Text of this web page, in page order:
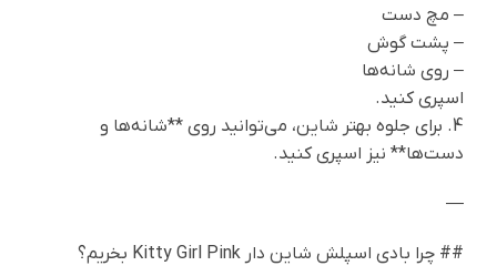
– مچ دست
– پشت گوش
– روی شانه‌ها
اسپری کنید.
4. برای جلوه بهتر شاین، می‌توانید روی **شانه‌ها و
دست‌ها** نیز اسپری کنید.
—
## چرا بادی اسپلش شاین دار Kitty Girl Pink بخریم؟